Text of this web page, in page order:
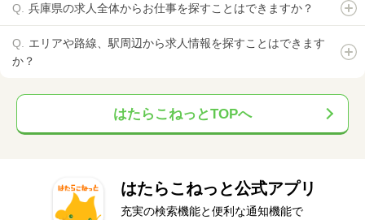
兵庫県の求人全体からお仕事を探すことはできますか？
エリアや路線、駅周辺から求人情報を探すことはできます
か？
はたらこねっとTOPへ
はたらこねっと公式アプリ
充実の検索機能と便利な通知機能で